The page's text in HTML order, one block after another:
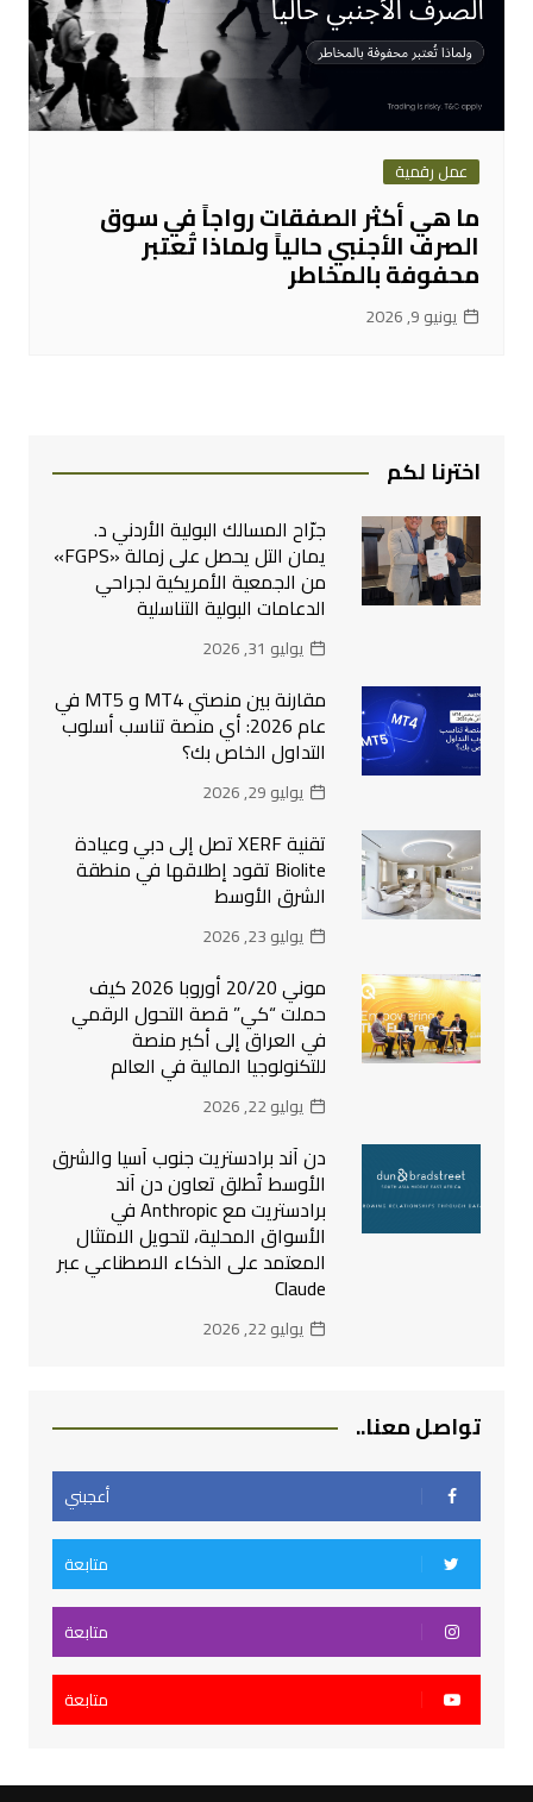
عمل رقمية
ما هي أكثر الصفقات رواجاً في سوق
الصرف الأجنبي حالياً ولماذا تُعتبر
محفوفة بالمخاطر
يونيو 9, 2026
اخترنا لكم
جرّاح المسالك البولية الأردني د.
يمان التل يحصل على زمالة «FGPS»
من الجمعية الأمريكية لجراحي
الدعامات البولية التناسلية
يوليو 31, 2026
مقارنة بين منصتي MT4 و MT5 في
عام 2026: أي منصة تناسب أسلوب
التداول الخاص بك؟
يوليو 29, 2026
تقنية XERF تصل إلى دبي وعيادة
Biolite تقود إطلاقها في منطقة
الشرق الأوسط
يوليو 23, 2026
موني 20/20 أوروبا 2026 كيف
حملت “كي” قصة التحول الرقمي
في العراق إلى أكبر منصة
للتكنولوجيا المالية في العالم
يوليو 22, 2026
دن آند برادستريت جنوب آسيا والشرق
الأوسط تُطلق تعاون دن آند
برادستريت مع Anthropic في
الأسواق المحلية، لتحويل الامتثال
المعتمد على الذكاء الاصطناعي عبر
Claude
يوليو 22, 2026
تواصل معنا..
أعجبني
متابعة
متابعة
متابعة